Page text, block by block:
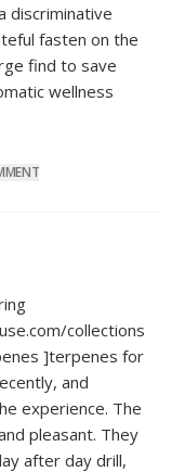
discriminative
fasten on the
find to save
wellness
collections
]terpenes for
and
experience. The
pleasant. They
after day drill,